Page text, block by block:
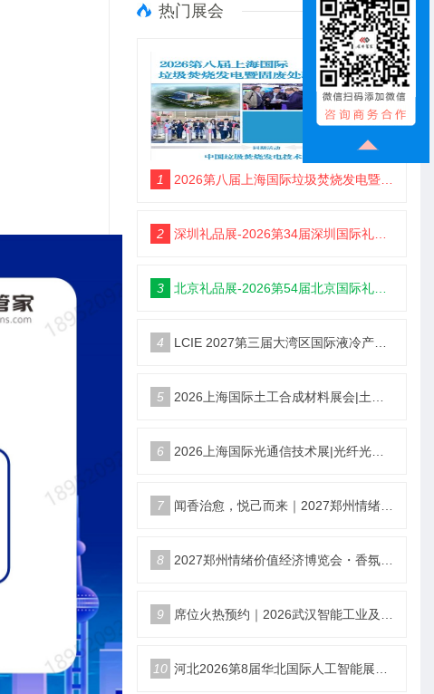
热门展会
1 2026第八届上海国际垃圾焚烧发电暨固废处理技术展览会
2 深圳礼品展-2026第34届深圳国际礼品及家居用品展览会
3 北京礼品展-2026第54届北京国际礼品、赠品及家庭用品展览会
4 LCIE 2027第三届大湾区国际液冷产业大会暨展览会（深圳）
5 2026上海国际土工合成材料展会|土工膜、土工布展|土工合成材料仪器、设备展览会
6 2026上海国际光通信技术展|光纤光缆、光模块展|光通信设备展览会
7 闻香治愈，悦己而来｜2027郑州情绪价值经济博览会香氛产业馆
8 2027郑州情绪价值经济博览会・香氛产业馆
9 席位火热预约｜2026武汉智能工业及自动化展9月22日盛大开幕
10 河北2026第8届华北国际人工智能展览会